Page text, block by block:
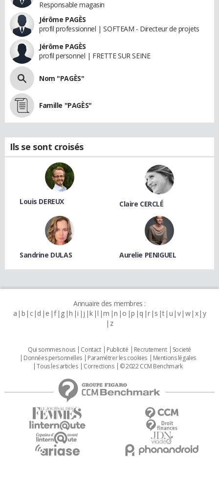
Responsable magasin
Jérôme PAGÈS
profil professionnel | SOFTEAM - Directeur de projets
Jérôme PAGÈS
profil personnel | FRETTE SUR SEINE
Nom "PAGÈS"
Famille "PAGÈS"
Ils se sont croisés
Louis DEREUX Claire CERCLÉ
Sandrine DULAS Aurelie PENIGUEL
Annuaire des membres :
a b c d e f g h i j k l m n o p q r s t u v w x y
z
Qui sommes nous Contact Publicité Recrutement
Societé
Données personnelles
Paramétrer les cookies
Mentions légales
Tous les articles
Corrections © 2022 CCM Benchmark